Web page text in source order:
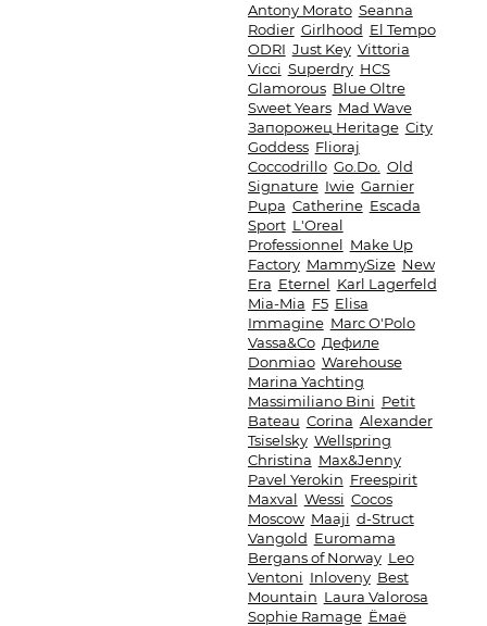
Antony Morato Seanna
Rodier Girlhood El Tempo
ODRI Just Key Vittoria
Vicci Superdry HCS
Glamorous Blue Oltre
Sweet Years Mad Wave
Запорожец Heritage City
Goddess Flioraj
Coccodrillo Go.Do. Old
Signature Iwie Garnier
Pupa Catherine Escada
Sport L'Oreal
Professionnel Make Up
Factory MammySize New
Era Eternel Karl Lagerfeld
Mia-Mia F5 Elisa
Immagine Marc O'Polo
Vassa&Co Дефиле
Donmiao Warehouse
Marina Yachting
Massimiliano Bini Petit
Bateau Corina Alexander
Tsiselsky Wellspring
Christina Max&Jenny
Pavel Yerokin Freespirit
Maxval Wessi Cocos
Moscow Maaji d-Struct
Vangold Euromama
Bergans of Norway Leo
Ventoni Inloveny Best
Mountain Laura Valorosa
Sophie Ramage Ёмаё